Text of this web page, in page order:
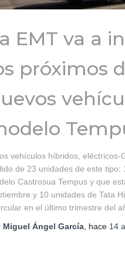
EMT va a
próximos
vehículos híbridos,
de 23 unidades de este tipo:
Castrosua Tempus y que
y 10 unidades de Tata
en el último trimestre del
Miguel Ángel García , hace 14